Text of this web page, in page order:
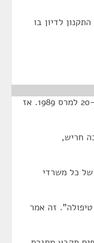
לדיון בו
אדוני היושב-ראש, ההצעה שלי הוגשה ב-20 למרס 1989. אז
חריש,
כל משרדי
זה אמר